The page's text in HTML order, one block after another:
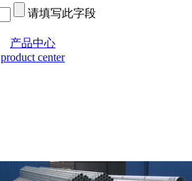
请填写此字段
产品中心
product center